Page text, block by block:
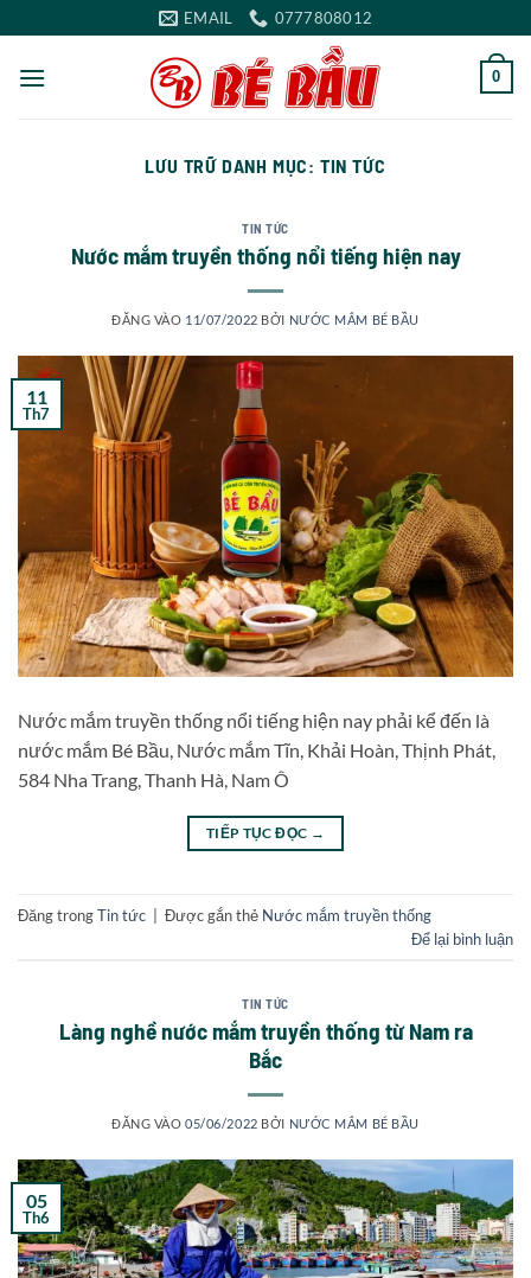
qua
nội
EMAIL 0777808012
0
LƯU TRỮ DANH MỤC: TIN TỨC
TIN TỨC
Nước mắm truyền thống nổi tiếng hiện nay
ĐĂNG VÀO 11/07/2022 BỞI NƯỚC MẮM BÉ BẦU
11
Th7
Nước mắm truyền thống nổi tiếng hiện nay phải kể đến là
nước mắm Bé Bầu, Nước mắm Tĩn, Khải Hoàn, Thịnh Phát,
584 Nha Trang, Thanh Hà, Nam Ô
TIẾP TỤC ĐỌC →
Đăng trongTin tức Được gắn thẻ Nước mắm truyền thống
Để lại bình luận
TIN TỨC
Làng nghề nước mắm truyền thống từ Nam ra
Bắc
ĐĂNG VÀO05/06/2022 BỞI NƯỚC MẮM BÉ BẦU
05
Th6